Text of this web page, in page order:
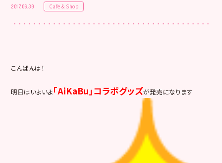
2017.06.30 Cafe & Shop
こんばんは！
明日はいよいよ「AiKaBu」コラボグッズが発売になります